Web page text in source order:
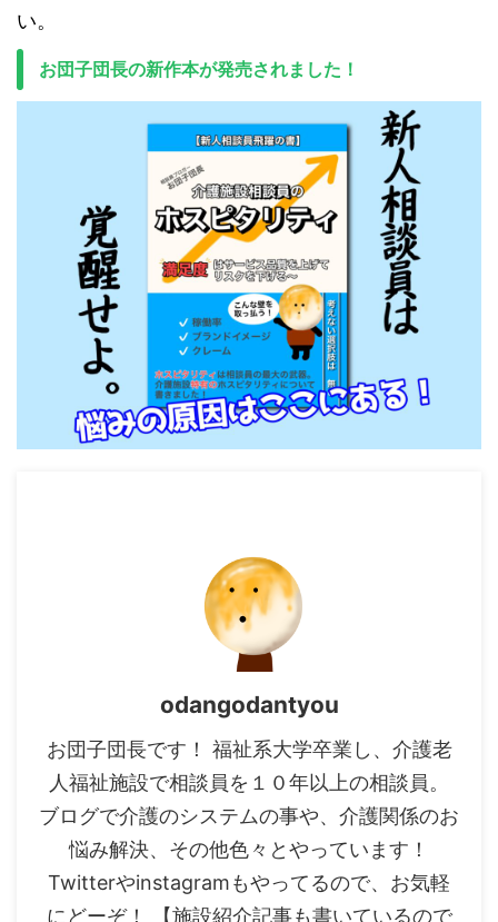
い。
お団子団長の新作本が発売されました！
odangodantyou
お団子団長です！ 福祉系大学卒業し、介護老
人福祉施設で相談員を１０年以上の相談員。
ブログで介護のシステムの事や、介護関係のお
悩み解決、その他色々とやっています！
Twitterやinstagramもやってるので、お気軽
にどーぞ！ 【施設紹介記事も書いているので